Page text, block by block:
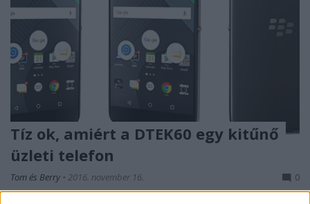
Tíz ok, amiért a DTEK60 egy kitűnő
üzleti telefon
Tom és Berry • 2016. november 16. 0